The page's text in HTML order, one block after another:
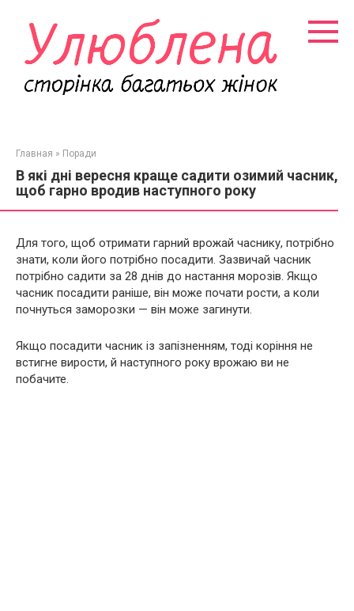
контенту
Главная » Поради
В які дні вересня краще садити озимий часник,
щоб гарно вродив наступного року
Для того, щоб отримати гарний врожай часнику, потрібно
знати, коли його потрібно посадити. Зазвичай часник
потрібно садити за 28 днів до настання морозів. Якщо
часник посадити раніше, він може почати рости, а коли
почнуться заморозки — він може загинути.
Якщо посадити часник із запізненням, тоді коріння не
встигне вирости, й наступного року врожаю ви не
побачите.